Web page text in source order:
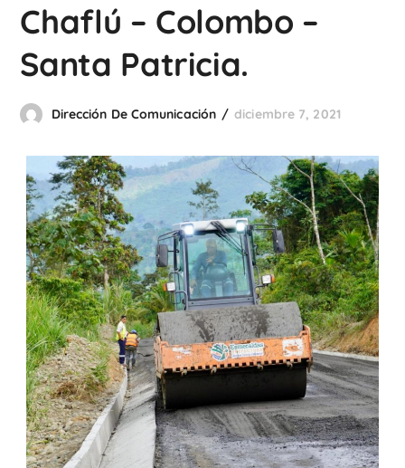
Chaflú – Colombo –
Santa Patricia.
Dirección De Comunicación diciembre 7, 2021